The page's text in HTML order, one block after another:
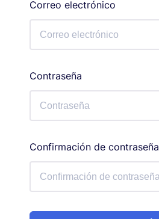
Correo electrónico
Contraseña
Confirmación de contraseña